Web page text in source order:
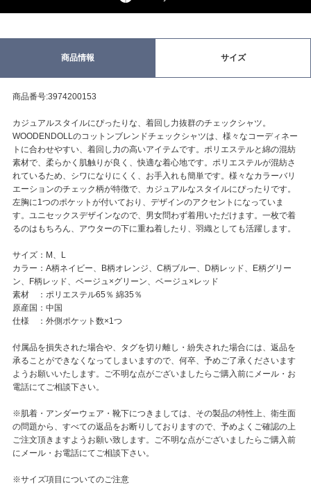
商品情報 サイズ
商品番号:3974200153
カジュアルスタイルにぴったりな、着回し力抜群のチェックシャツ。
WOODENDOLLのコットンブレンドチェックシャツは、様々なコーディネー
トに合わせやすい、着回し力の高いアイテムです。ポリエステルと綿の混紡
素材で、柔らかく肌触りが良く、快適な着心地です。ポリエステルが混紡さ
れているため、シワになりにくく、お手入れも簡単です。様々なカラーバリ
エーションのチェック柄が特徴で、カジュアルなスタイルにぴったりです。
左胸に1つのポケットが付いており、デザインのアクセントになっていま
す。ユニセックスデザインなので、男女問わず着用いただけます。一枚で着
るのはもちろん、アウターの下に重ね着したり、羽織としても活躍します。
サイズ：M、L
カラー：A柄ネイビー、B柄オレンジ、C柄ブルー、D柄レッド、E柄グリー
ン、F柄レッド、ベージュ×グリーン、ベージュ×レッド
素材 ：ポリエステル65％ 綿35％
原産国：中国
仕様 ：外側ポケット数×1つ
付属品を損失された場合や、タグを切り離し・紛失された場合には、返品を
承ることができなくなってしまいますので、何卒、予めご了承くださいます
ようお願いいたします。ご不明な点がございましたらご購入前にメール・お
電話にてご相談下さい。
※肌着・アンダーウェア・靴下につきましては、その製品の特性上、衛生面
の問題から、すべての返品をお断りしておりますので、予めよくご確認の上
ご注文頂きますようお願い致します。ご不明な点がございましたらご購入前
にメール・お電話にてご相談下さい。
※サイズ項目についてのご注意